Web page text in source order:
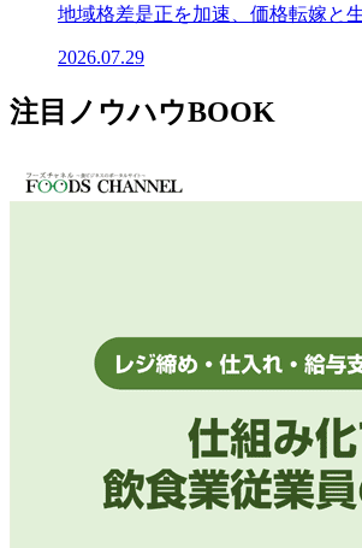
地域格差是正を加速、価格転嫁と
2026.07.29
注目ノウハウBOOK